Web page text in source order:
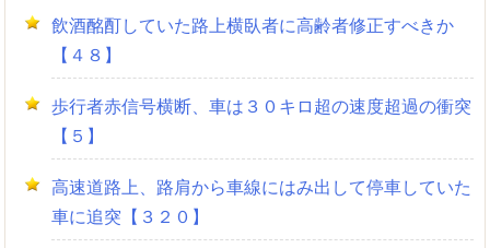
飲酒酩酊していた路上横臥者に高齢者修正すべきか
【４８】
歩行者赤信号横断、車は３０キロ超の速度超過の衝突
【５】
高速道路上、路肩から車線にはみ出して停車していた
車に追突【３２０】